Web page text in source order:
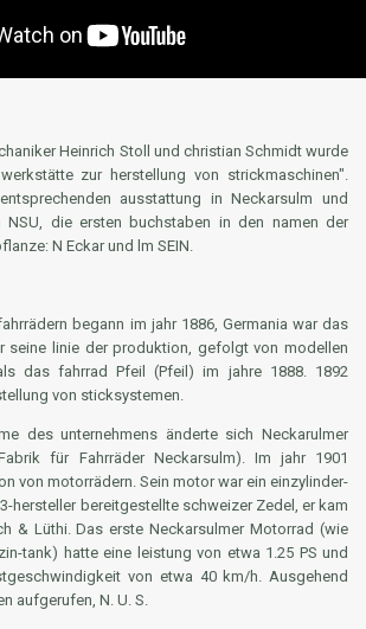
Heinrich Stoll und christian Schmidt wurde
zur herstellung von strickmaschinen".
ausstattung in Neckarsulm und
NSU, die ersten buchstaben in den namen der
N Eckar und lm SEIN.
begann im jahr 1886, Germania war das
seine linie der produktion, gefolgt von modellen
das fahrrad Pfeil (Pfeil) im jahre 1888. 1892
von sticksystemen.
des unternehmens änderte sich Neckarulmer
für Fahrräder Neckarsulm). Im jahr 1901
von motorrädern. Sein motor war ein einzylinder-
hersteller bereitgestellte schweizer Zedel, er kam
& Lüthi. Das erste Neckarsulmer Motorrad (wie
tank) hatte eine leistung von etwa 1.25 PS und
von etwa 40 km/h. Ausgehend
aufgerufen, N. U. S.